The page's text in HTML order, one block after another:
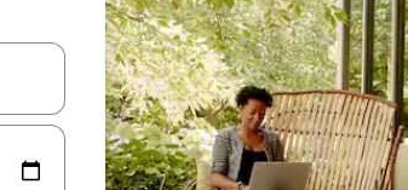
vers le haut et vers le bas pour les parcourir